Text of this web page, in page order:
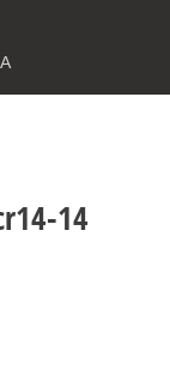
14